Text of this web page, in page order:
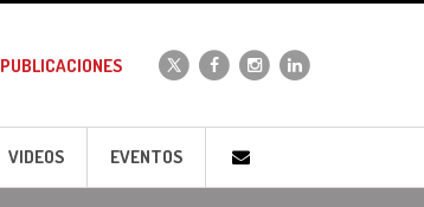
PUBLICACIONES
VIDEOS EVENTOS